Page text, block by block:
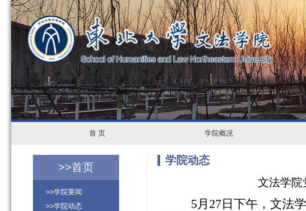
首 页
页
学院概况
院
专
业
>>首页
>>学院要闻
>>学院动态
学院动态
文法学院
5 月 27日下午，文法